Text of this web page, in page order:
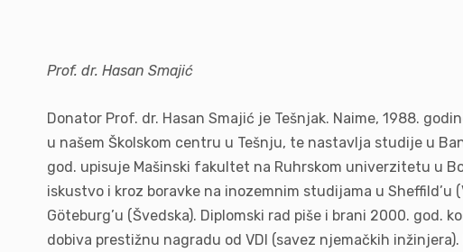
Prof. dr. Hasan Smajić
Donator Prof. dr. Hasan Smajić je Tešnjak. Naime, 1988.
u našem Školskom centru u Tešnju, te nastavlja studije u
god. upisuje Mašinski fakultet na Ruhrskom univerzitetu u
iskustvo i kroz boravke na inozemnim studijama u Sheffild’u
Göteburg’u (Švedska). Diplomski rad piše i brani 2000. god.
dobiva prestižnu nagradu od VDI (savez njemačkih